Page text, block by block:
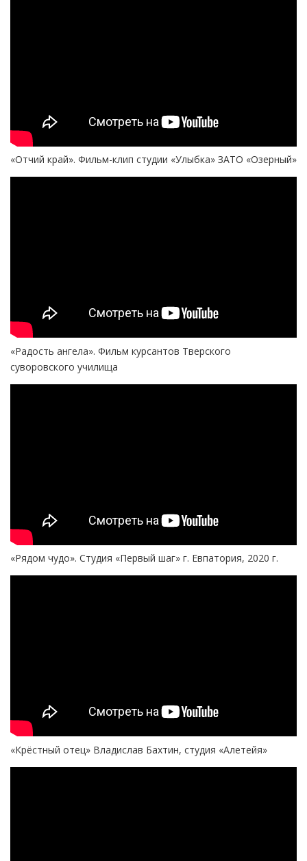
«Отчий край». Фильм-клип студии «Улыбка» ЗАТО «Озерный»
«Радость ангела». Фильм курсантов Тверского
суворовского училища
«Рядом чудо». Студия «Первый шаг» г. Евпатория, 2020 г.
«Крёстный отец» Владислав Бахтин, студия «Алетейя»